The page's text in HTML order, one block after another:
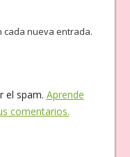
cada nueva entrada.
el spam. Aprende
comentarios.